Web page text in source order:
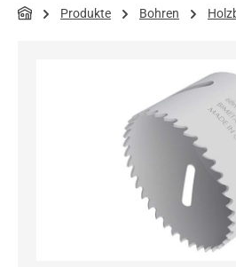
Produkte Bohren